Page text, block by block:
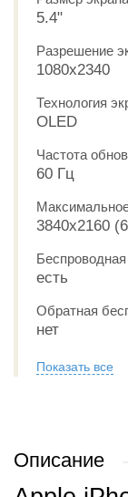
5.4"
Разрешение
1080x2340
Технология
OLED
Частота
60 Гц
3840x2160
есть
Обратная
нет
Показать все
Описание